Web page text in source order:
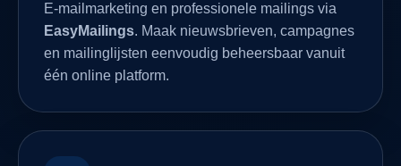
E-mailmarketing en professionele mailings via
EasyMailings. Maak nieuwsbrieven, campagnes
en mailinglijsten eenvoudig beheersbaar vanuit
één online platform.